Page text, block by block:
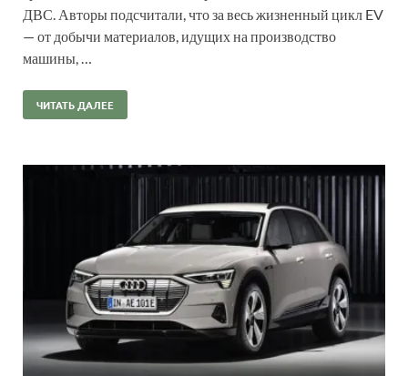
ДВС. Авторы подсчитали, что за весь жизненный цикл EV
— от добычи материалов, идущих на производство
машины, …
ЧИТАТЬ ДАЛЕЕ